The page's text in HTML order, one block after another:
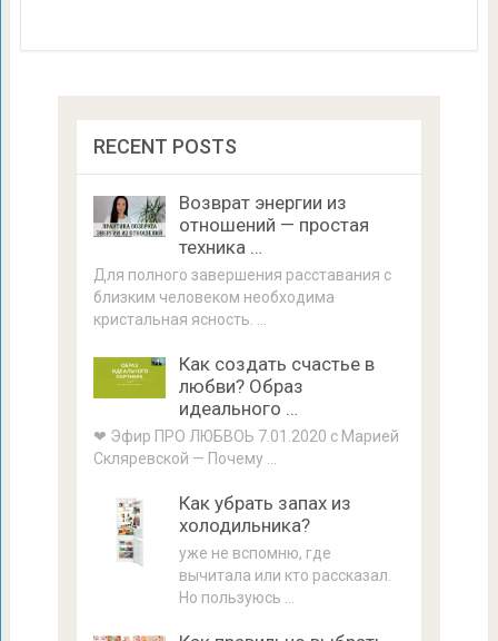
RECENT POSTS
Возврат энергии из
отношений — простая
техника …
Для полного завершения расставания с
близким человеком необходима
кристальная ясность. …
Как создать счастье в
любви? Образ
идеального …
❤ Эфир ПРО ЛЮБВОЬ 7.01.2020 с Марией
Скляревской — Почему …
Как убрать запах из
холодильника?
уже не вспомню, где
вычитала или кто рассказал.
Но пользуюсь …